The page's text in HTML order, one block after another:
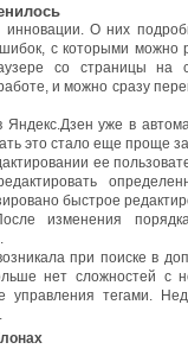
О них
с которыми можно
со страницы на
и можно сразу
уже в
это стало еще проще
ее
быстрое
изменения
при поиске в
нет сложностей с
управления тегами.